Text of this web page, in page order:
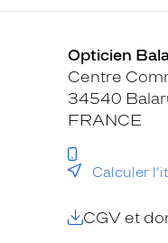
Opticien
Centre
34540
FRANCE
Calculer
CGV et